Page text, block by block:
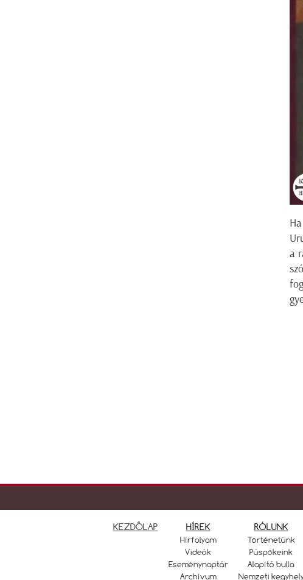
a
KEZDŐLAP HÍREK
Hírfolyam
Videók
Eseménynaptár
Archívum
RÓLUNK
Történetünk
Püspökeink
Alapító bulla
Nemzeti